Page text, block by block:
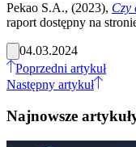
Pekao S.A., (2023), Czy
raport dostępny na
04.03.2024
Poprzedni artykuł
Następny artykuł
Najnowsze